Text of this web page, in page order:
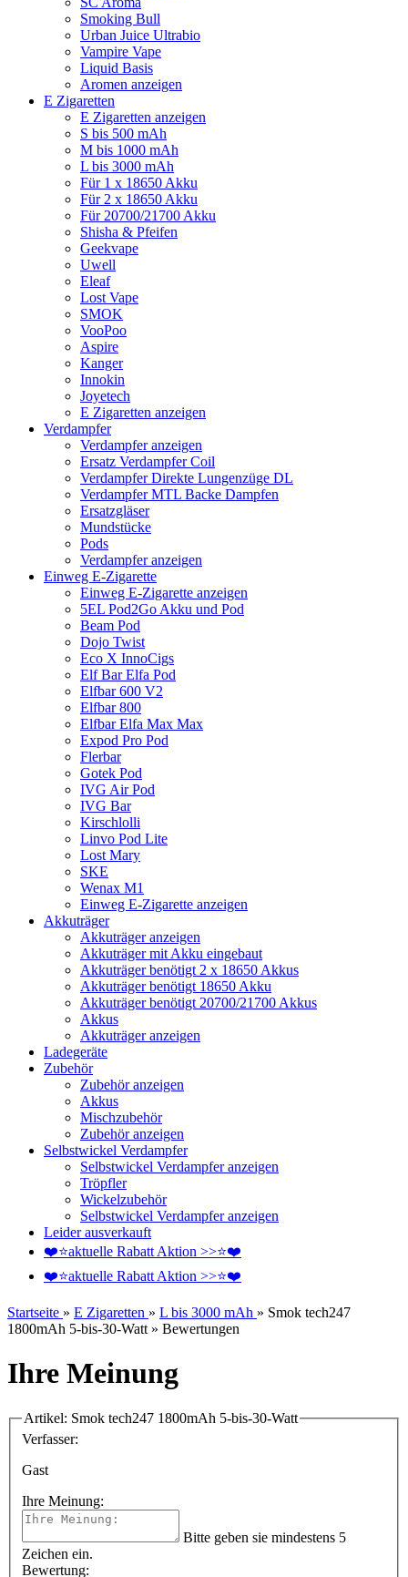
Smoking Bull
Urban Juice Ultrabio
Vampire Vape
Liquid Basis
Aromen anzeigen
E Zigaretten
E Zigaretten anzeigen
S bis 500 mAh
M bis 1000 mAh
L bis 3000 mAh
Für 1 x 18650 Akku
Für 2 x 18650 Akku
Für 20700/21700 Akku
Shisha & Pfeifen
Geekvape
Uwell
Eleaf
Lost Vape
SMOK
VooPoo
Aspire
Kanger
Innokin
Joyetech
E Zigaretten anzeigen
Verdampfer
Verdampfer anzeigen
Ersatz Verdampfer Coil
Verdampfer Direkte Lungenzüge DL
Verdampfer MTL Backe Dampfen
Ersatzgläser
Mundstücke
Pods
Verdampfer anzeigen
Einweg E-Zigarette
Einweg E-Zigarette anzeigen
5EL Pod2Go Akku und Pod
Beam Pod
Dojo Twist
Eco X InnoCigs
Elf Bar Elfa Pod
Elfbar 600 V2
Elfbar 800
Elfbar Elfa Max Max
Expod Pro Pod
Flerbar
Gotek Pod
IVG Air Pod
IVG Bar
Kirschlolli
Linvo Pod Lite
Lost Mary
SKE
Wenax M1
Einweg E-Zigarette anzeigen
Akkuträger
Akkuträger anzeigen
Akkuträger mit Akku eingebaut
Akkuträger benötigt 2 x 18650 Akkus
Akkuträger benötigt 18650 Akku
Akkuträger benötigt 20700/21700 Akkus
Akkus
Akkuträger anzeigen
Ladegeräte
Zubehör
Zubehör anzeigen
Akkus
Mischzubehör
Zubehör anzeigen
Selbstwickel Verdampfer
Selbstwickel Verdampfer anzeigen
Tröpfler
Wickelzubehör
Selbstwickel Verdampfer anzeigen
Leider ausverkauft
❤️️⭐aktuelle Rabatt Aktion >>⭐❤️️
❤️️⭐aktuelle Rabatt Aktion >>⭐❤️️
Startseite » E Zigaretten » L bis 3000 mAh » Smok tech247
1800mAh 5-bis-30-Watt » Bewertungen
Ihre Meinung
Artikel: Smok tech247 1800mAh 5-bis-30-Watt
Verfasser:
Gast
Ihre Meinung:
Bitte geben sie mindestens 5
Zeichen ein.
Bewertung: